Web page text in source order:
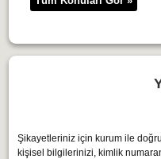
Şikayetleriniz için kurum ile
kişisel bilgilerinizi, kimlik